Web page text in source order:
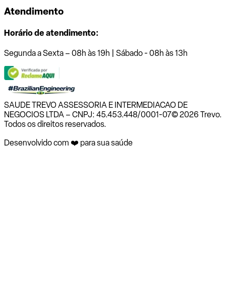
Atendimento
Horário de atendimento:
Segunda a Sexta – 08h às 19h | Sábado - 08h às 13h
SAUDE TREVO ASSESSORIA E INTERMEDIACAO DE
NEGOCIOS LTDA – CNPJ: 45.453.448/0001-07© 2026 Trevo.
Todos os direitos reservados.
Desenvolvido com ❤️ para sua saúde